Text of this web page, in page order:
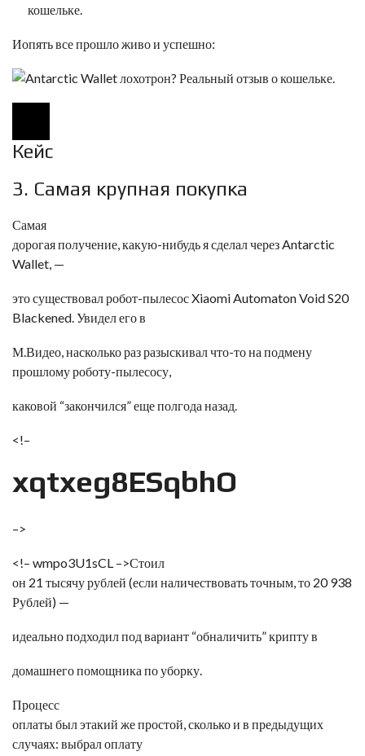
Иопять все прошло живо и успешно:
Кейс
3. Самая крупная покупка
Самая
дорогая получение, какую-нибудь я сделал через Antarctic
Wallet, —
это существовал робот-пылесос Xiaomi Automaton Void S20
Blackened. Увидел его в
М.Видео, насколько раз разыскивал что-то на подмену
прошлому роботу-пылесосу,
каковой “закончился” еще полгода назад.
<!–
xqtxeg8ESqbhO
–>
<!– wmpo3U1sCL –>Стоил
он 21 тысячу рублей (если наличествовать точным, то 20 938
Рублей) —
идеально подходил под вариант “обналичить” крипту в
домашнего помощника по уборку.
Процесс
оплаты был этакий же простой, сколько и в предыдущих
случаях: выбрал оплату